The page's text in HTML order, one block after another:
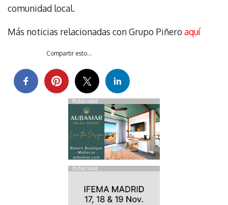
comunidad local.
Más noticias relacionadas con Grupo Piñeroaquí
Compartir esto...
Publicidad
Publicidad